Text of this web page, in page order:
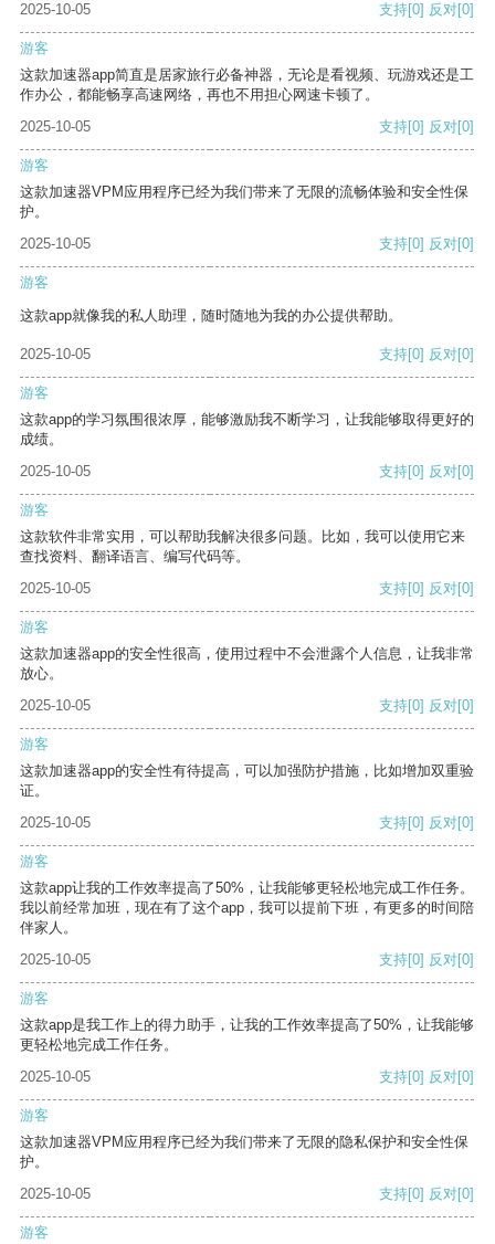
2025-10-05 支持[0] 反对[0]
游客
这款加速器app简直是居家旅行必备神器，无论是看视频、玩游戏还是工
作办公，都能畅享高速网络，再也不用担心网速卡顿了。
2025-10-05
支持[0] 反对[0]
游客
这款加速器VPM应用程序已经为我们带来了无限的流畅体验和安全性保
护。
2025-10-05
支持[0] 反对[0]
游客
这款app就像我的私人助理，随时随地为我的办公提供帮助。
2025-10-05 支持[0] 反对[0]
游客
这款app的学习氛围很浓厚，能够激励我不断学习，让我能够取得更好的
成绩。
2025-10-05
支持[0] 反对[0]
游客
这款软件非常实用，可以帮助我解决很多问题。比如，我可以使用它来
查找资料、翻译语言、编写代码等。
2025-10-05
支持[0] 反对[0]
游客
这款加速器app的安全性很高，使用过程中不会泄露个人信息，让我非常
放心。
2025-10-05
支持[0] 反对[0]
游客
这款加速器app的安全性有待提高，可以加强防护措施，比如增加双重验
证。
2025-10-05
支持[0] 反对[0]
游客
这款app让我的工作效率提高了50%，让我能够更轻松地完成工作任务。
我以前经常加班，现在有了这个app，我可以提前下班，有更多的时间陪
伴家人。
2025-10-05
支持[0] 反对[0]
游客
这款app是我工作上的得力助手，让我的工作效率提高了50%，让我能够
更轻松地完成工作任务。
2025-10-05
支持[0] 反对[0]
游客
这款加速器VPM应用程序已经为我们带来了无限的隐私保护和安全性保
护。
2025-10-05
支持[0] 反对[0]
游客